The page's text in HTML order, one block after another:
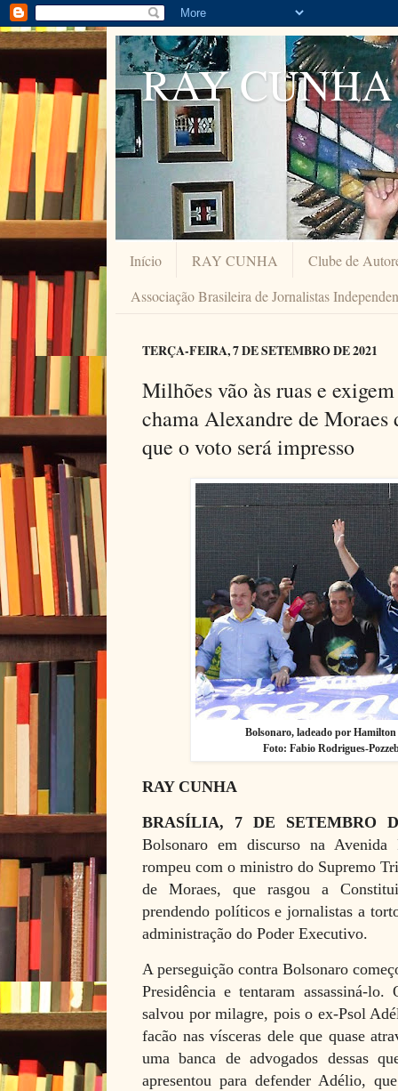
RAY CUNHA
Início RAY CUNHA
Clube de
Associação Brasileira de Jornalistas
TERÇA-FEIRA, 7 DE SETEMBRO DE 2021
Milhões vão às ruas e
chama Alexandre de Moraes
que o voto será impresso
Bolsonaro, ladeado por
Foto: Fabio Rodrigues-
RAY CUNHA
BRASÍLIA, 7 DE SETEMBRO
Bolsonaro em discurso na Avenida
rompeu com o ministro do Supremo
de Moraes, que rasgou a
prendendo políticos e jornalistas a
administração do Poder Executivo.
A perseguição contra Bolsonaro
Presidência e tentaram assassiná-
salvou por milagre, pois o ex-Psol
facão nas vísceras dele que quase
uma banca de advogados dessas
apresentou para defender Adélio,